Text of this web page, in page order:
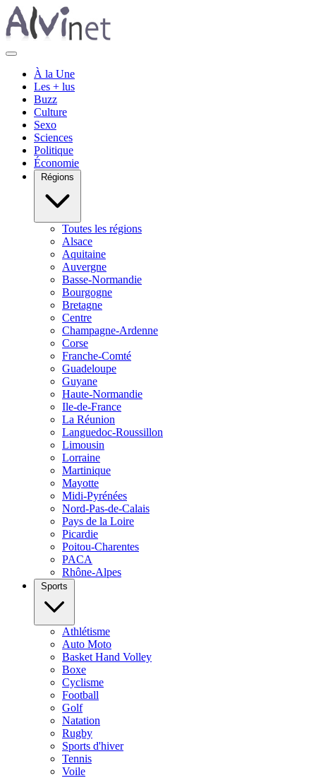
À la Une
Les + lus
Buzz
Culture
Sexo
Sciences
Politique
Économie
Régions
Toutes les régions
Alsace
Aquitaine
Auvergne
Basse-Normandie
Bourgogne
Bretagne
Centre
Champagne-Ardenne
Corse
Franche-Comté
Guadeloupe
Guyane
Haute-Normandie
Ile-de-France
La Réunion
Languedoc-Roussillon
Limousin
Lorraine
Martinique
Mayotte
Midi-Pyrénées
Nord-Pas-de-Calais
Pays de la Loire
Picardie
Poitou-Charentes
PACA
Rhône-Alpes
Sports
Athlétisme
Auto Moto
Basket Hand Volley
Boxe
Cyclisme
Football
Golf
Natation
Rugby
Sports d'hiver
Tennis
Voile